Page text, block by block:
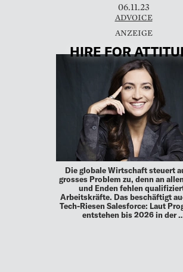
06.11.23
ADVOICE
HIRE FOR
Die globale Wirtschaft steuert
grosses Problem zu, denn an
und Enden fehlen
Arbeitskräfte. Das beschäftigt
Tech-Riesen Salesforce: Laut
entstehen bis 2026 in der